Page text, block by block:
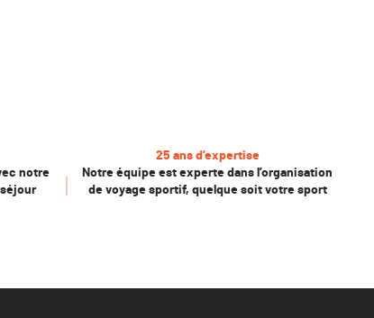
notre
25 ans d’expertise
Notre équipe est experte dans l’organisation
de voyage sportif, quelque soit votre sport